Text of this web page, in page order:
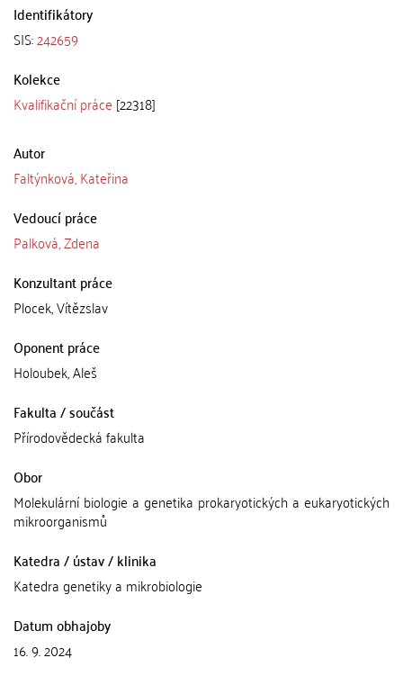
Identifikátory
SIS:242659
Kolekce
Kvalifikační práce [22318]
Autor
Faltýnková, Kateřina
Vedoucí práce
Palková, Zdena
Konzultant práce
Plocek, Vítězslav
Oponent práce
Holoubek, Aleš
Fakulta / součást
Přírodovědecká fakulta
Obor
Molekulární biologie a genetika prokaryotických a eukaryotických
mikroorganismů
Katedra / ústav / klinika
Katedra genetiky a mikrobiologie
Datum obhajoby
16. 9. 2024